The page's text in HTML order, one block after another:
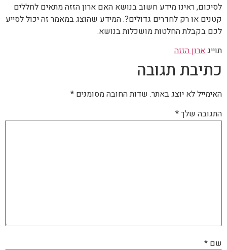
לסיכום, ראינו מידע חשוב בנושא האם ארון הזזה מתאים לחללים
קטנים או רק לחדרים גדולים?. המידע שהוצג במאמר זה יכול לסייע
לכם בקבלת החלטות מושכלות בנושא.
תוייגארון הזזה
כתיבת תגובה
האימייל לא יוצג באתר. שדות החובה מסומנים *
התגובה שלך*
שם *